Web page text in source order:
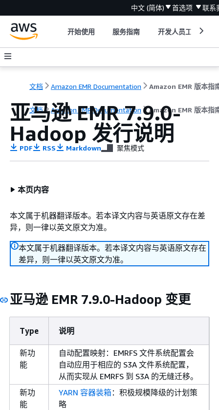
中文 (简体) 首选项 联系
开始使用 服务指南 开发人员工具
文档 Amazon EMR Documentation Amazon EMR 版本指
文档 Amazon EMR Documentation Amazon EMR 版本指
亚马逊 EMR 7.9.0-
Hadoop 发行说明
PDF RSS Markdown 聚焦模式
本页内容
本文属于机器翻译版本。若本译文内容与英语原文存在差
异，则一律以英文原文为准。
本文属于机器翻译版本。若本译文内容与英语原文存在
差异，则一律以英文原文为准。
亚马逊 EMR 7.9.0-Hadoop 变更
Type 说明
新功
能
自动配置映射：EMRFS 文件系统配置会
自动应用于相应的 S3A 文件系统配置，
从而实现从 EMRFS 到 S3A 的无缝迁移。
新功
能
YARN 容器装箱：积极规模降级的计划策
略